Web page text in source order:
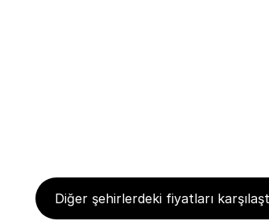
Diğer şehirlerdeki fiyatları